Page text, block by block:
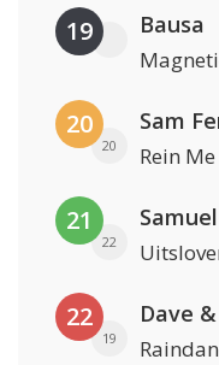
19 Bausa
20
20
Sam
Rein
21
22
22
19
Dave